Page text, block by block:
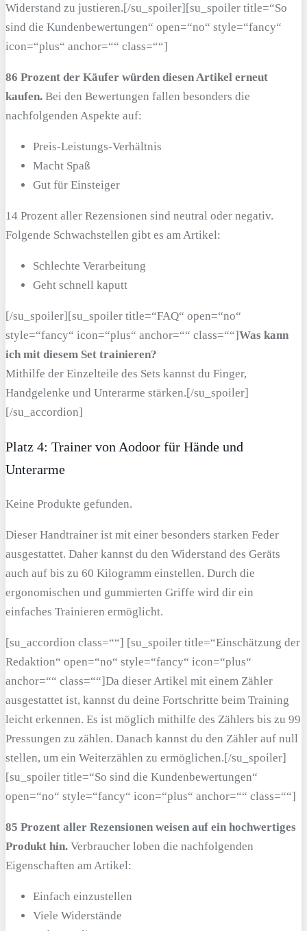
Widerstand zu justieren.[/su_spoiler][su_spoiler title=“So
sind die Kundenbewertungen“ open=“no“ style=“fancy“
icon=“plus“ anchor=““ class=““]
86 Prozent der Käufer würden diesen Artikel erneut
kaufen. Bei den Bewertungen fallen besonders die
nachfolgenden Aspekte auf:
Preis-Leistungs-Verhältnis
Macht Spaß
Gut für Einsteiger
14 Prozent aller Rezensionen sind neutral oder negativ.
Folgende Schwachstellen gibt es am Artikel:
Schlechte Verarbeitung
Geht schnell kaputt
[/su_spoiler][su_spoiler title=“FAQ“ open=“no“
style=“fancy“ icon=“plus“ anchor=““ class=““]Was kann
ich mit diesem Set trainieren?
Mithilfe der Einzelteile des Sets kannst du Finger,
Handgelenke und Unterarme stärken.[/su_spoiler]
[/su_accordion]
Platz 4: Trainer von Aodoor für Hände und
Unterarme
Keine Produkte gefunden.
Dieser Handtrainer ist mit einer besonders starken Feder
ausgestattet. Daher kannst du den Widerstand des Geräts
auch auf bis zu 60 Kilogramm einstellen. Durch die
ergonomischen und gummierten Griffe wird dir ein
einfaches Trainieren ermöglicht.
[su_accordion class=““] [su_spoiler title=“Einschätzung der
Redaktion“ open=“no“ style=“fancy“ icon=“plus“
anchor=““ class=““]Da dieser Artikel mit einem Zähler
ausgestattet ist, kannst du deine Fortschritte beim Training
leicht erkennen. Es ist möglich mithilfe des Zählers bis zu 99
Pressungen zu zählen. Danach kannst du den Zähler auf null
stellen, um ein Weiterzählen zu ermöglichen.[/su_spoiler]
[su_spoiler title=“So sind die Kundenbewertungen“
open=“no“ style=“fancy“ icon=“plus“ anchor=““ class=““]
85 Prozent aller Rezensionen weisen auf ein hochwertiges
Produkt hin. Verbraucher loben die nachfolgenden
Eigenschaften am Artikel:
Einfach einzustellen
Viele Widerstände